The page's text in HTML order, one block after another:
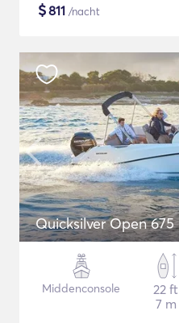
$811 /nacht
Quicksilver Open 675
Middenconsole
22 ft
7 m